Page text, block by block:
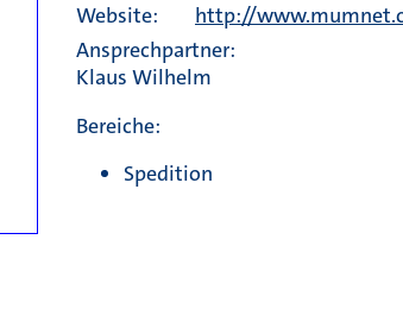
Website:
http://
Ansprechpartner:
Klaus Wilhelm
Bereiche:
Spedition